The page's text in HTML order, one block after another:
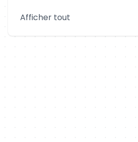
Aix-en-Provence
Brest
Tours
Afficher tout